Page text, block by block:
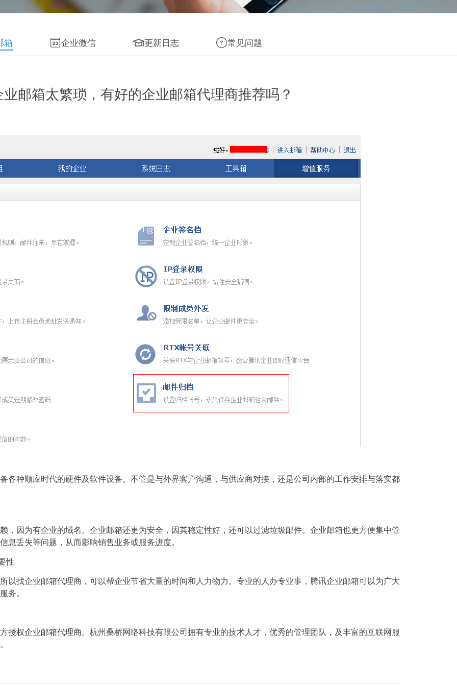
箱 企业微信 更新日志 常见问题
邮箱太繁琐，有好的企业邮箱代理商推荐吗？
各种顺应时代的硬件及软件设备。不管是与外界客户沟通，与供应商对接，还是公司内部的工作安排与落实都
，因为有企业的域名。企业邮箱还更为安全，因其稳定性好，还可以过滤垃圾邮件。企业邮箱也更方便集中管
息丢失等问题，从而影响销售业务或服务进度。
性
以找企业邮箱代理商，可以帮企业节省大量的时间和人力物力。专业的人办专业事，腾讯企业邮箱可以为广大
务。
授权企业邮箱代理商。杭州桑桥网络科技有限公司拥有专业的技术人才，优秀的管理团队，及丰富的互联网服